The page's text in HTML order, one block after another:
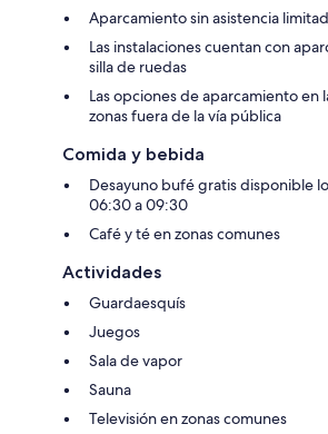
Aparcamiento sin asistencia
Las instalaciones cuentan con
silla de ruedas
Las opciones de aparcamiento en
zonas fuera de la vía pública
Comida y bebida
Desayuno bufé gratis disponible
06:30 a 09:30
Café y té en zonas comunes
Actividades
Guardaesquís
Juegos
Sala de vapor
Sauna
Televisión en zonas comunes